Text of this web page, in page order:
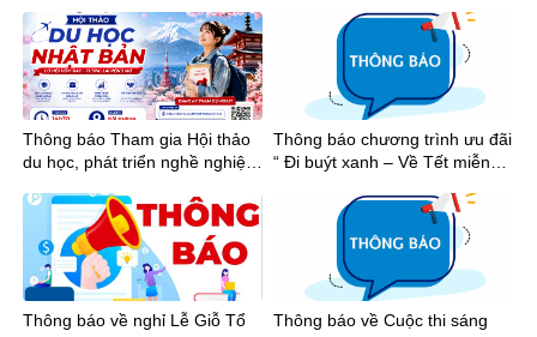
Thông báo Tham gia Hội thảo
du học, phát triển nghề nghiệp
Thông báo chương trình ưu đãi
“ Đi buýt xanh – Về Tết miễn
Thông báo về nghỉ Lễ Giỗ Tổ
Thông báo về Cuộc thi sáng